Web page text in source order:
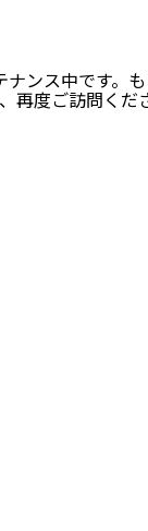
ナンス中です。
再度ご訪問くだ